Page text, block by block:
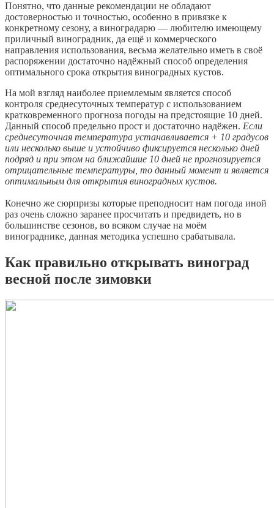
Понятно, что данные рекомендации не обладают
достоверностью и точностью, особенно в привязке к
конкретному сезону, а виноградарю — любителю имеющему
приличный виноградник, да ещё и коммерческого
направления использования, весьма желательно иметь в своё
распоряжении достаточно надёжный способ определения
оптимального срока открытия виноградных кустов.
На мой взгляд наиболее приемлемым является способ
контроля среднесуточных температур с использованием
кратковременного прогноза погоды на предстоящие 10 дней.
Данный способ предельно прост и достаточно надёжен. Если
среднесуточная температура устанавливается + 10 градусов
или несколько выше и устойчиво фиксируется несколько дней
подряд и при этом на ближайшие 10 дней не прогнозируется
отрицательные температуры, то данный момент и является
оптимальным для открытия виноградных кустов.
Конечно же сюрпризы которые преподносит нам погода иной
раз очень сложно заранее просчитать и предвидеть, но в
большинстве сезонов, во всяком случае на моём
винограднике, данная методика успешно срабатывала.
Как правильно открывать виноград
весной после зимовки